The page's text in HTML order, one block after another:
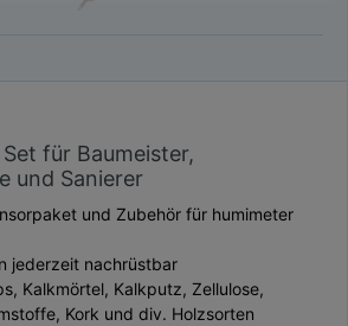
für Baumeister,
und Sanierer
und Zubehör für humimeter
jederzeit nachrüstbar
Kalkmörtel, Kalkputz, Zellulose,
Kork und div. Holzsorten